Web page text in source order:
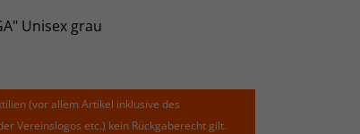
Unisex grau
(vor allem Artikel inklusive des
Vereinslogos etc.) kein Rückgaberecht gilt.